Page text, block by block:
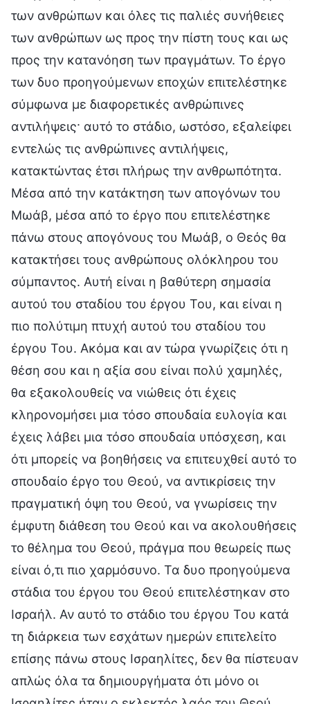
των ανθρώπων και όλες τις παλιές συνήθειες
των ανθρώπων ως προς την πίστη τους και ως
προς την κατανόηση των πραγμάτων. Το έργο
των δυο προηγούμενων εποχών επιτελέστηκε
σύμφωνα με διαφορετικές ανθρώπινες
αντιλήψεις· αυτό το στάδιο, ωστόσο, εξαλείφει
εντελώς τις ανθρώπινες αντιλήψεις,
κατακτώντας έτσι πλήρως την ανθρωπότητα.
Μέσα από την κατάκτηση των απογόνων του
Μωάβ, μέσα από το έργο που επιτελέστηκε
πάνω στους απογόνους του Μωάβ, ο Θεός θα
κατακτήσει τους ανθρώπους ολόκληρου του
σύμπαντος. Αυτή είναι η βαθύτερη σημασία
αυτού του σταδίου του έργου Του, και είναι η
πιο πολύτιμη πτυχή αυτού του σταδίου του
έργου Του. Ακόμα και αν τώρα γνωρίζεις ότι η
θέση σου και η αξία σου είναι πολύ χαμηλές,
θα εξακολουθείς να νιώθεις ότι έχεις
κληρονομήσει μια τόσο σπουδαία ευλογία και
έχεις λάβει μια τόσο σπουδαία υπόσχεση, και
ότι μπορείς να βοηθήσεις να επιτευχθεί αυτό το
σπουδαίο έργο του Θεού, να αντικρίσεις την
πραγματική όψη του Θεού, να γνωρίσεις την
έμφυτη διάθεση του Θεού και να ακολουθήσεις
το θέλημα του Θεού, πράγμα που θεωρείς πως
είναι ό,τι πιο χαρμόσυνο. Τα δυο προηγούμενα
στάδια του έργου του Θεού επιτελέστηκαν στο
Ισραήλ. Αν αυτό το στάδιο του έργου Του κατά
τη διάρκεια των εσχάτων ημερών επιτελείτο
επίσης πάνω στους Ισραηλίτες, δεν θα πίστευαν
απλώς όλα τα δημιουργήματα ότι μόνο οι